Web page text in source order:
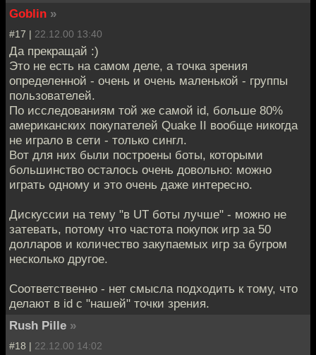
Goblin »
#17 | 22.12.00 13:40
Да прекращай :)
Это не есть на самом деле, а точка зрения
определенной - очень и очень маленькой - группы
пользователей.
По исследованиям той же самой id, больше 80%
американских покупателей Quake II вообще никогда
не играло в сети - только сингл.
Вот для них были построены боты, которыми
большинство осталось очень довольно: можно
играть одному и это очень даже интересно.
Дискуссии на тему "в UT боты лучше" - можно не
затевать, потому что частота покупок игр за 50
долларов и количество закупаемых игр за бугром
несколько другое.
Соответственно - нет смысла подходить к тому, что
делают в id с "нашей" точки зрения.
Rush Pille »
#18 | 22.12.00 14:02